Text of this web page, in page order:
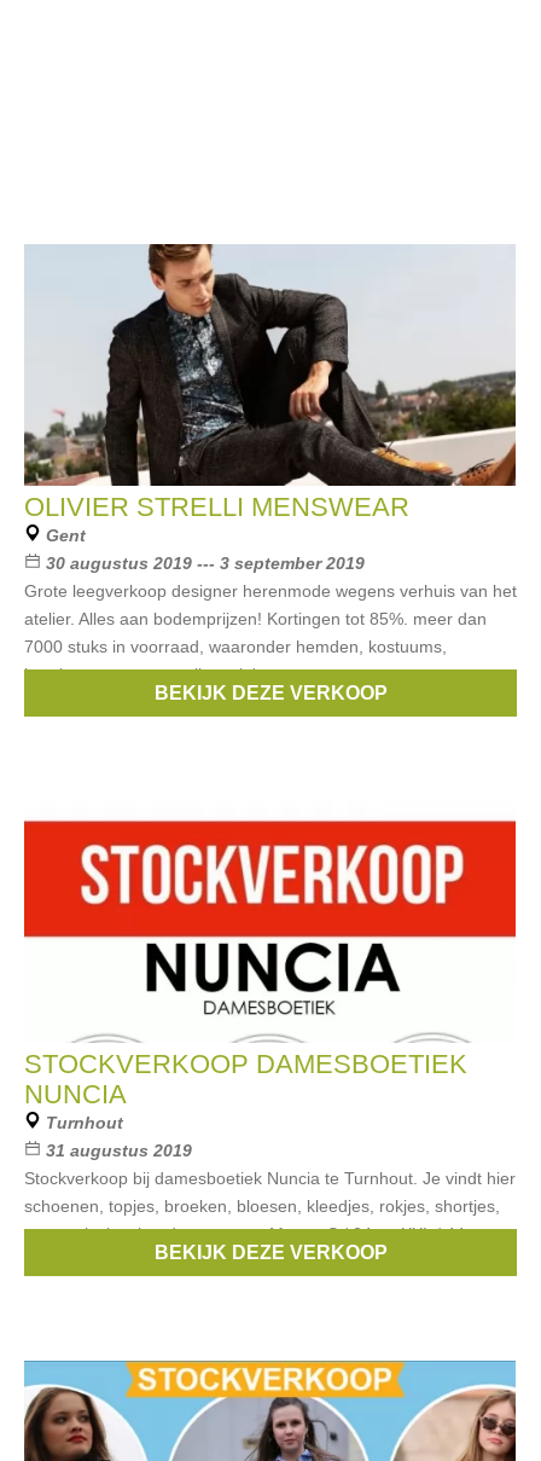
OLIVIER STRELLI MENSWEAR
Gent
30 augustus 2019 --- 3 september 2019
Grote leegverkoop designer herenmode wegens verhuis van het
atelier. Alles aan bodemprijzen! Kortingen tot 85%. meer dan
7000 stuks in voorraad, waaronder hemden, kostuums,
broeken, sweaters, pulls, polo's,
Olivier Strelli Menswear
BEKIJK DEZE VERKOOP
STOCKVERKOOP DAMESBOETIEK
NUNCIA
Turnhout
31 augustus 2019
Stockverkoop bij damesboetiek Nuncia te Turnhout. Je vindt hier
schoenen, topjes, broeken, bloesen, kleedjes, rokjes, shortjes,
vesten, jasjes, handtassen, etc. Maten: S / 34 tot XXL / 44
BEKIJK DEZE VERKOOP